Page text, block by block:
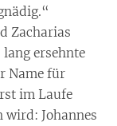
Zacharias
lang ersehnte
Name für
im Laufe
wird: Johannes